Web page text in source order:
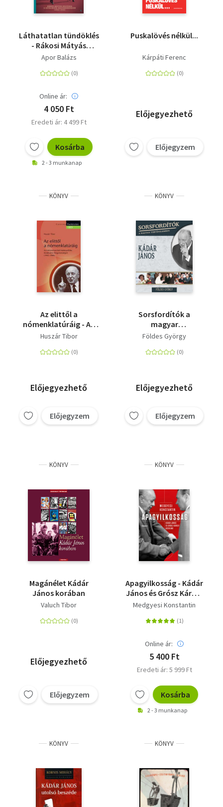
Láthatatlan tündöklés
- Rákosi Mátyás
kultusza a sztálinista
(1945-1956)
Apor Balázs
Online ár:
4 050 Ft
Eredeti ár: 4 499 Ft
Kosárba
2 - 3 munkanap
Puskalövés nélkül...
Kárpáti Ferenc
Előjegyezhető
Előjegyzem
KÖNYV
Az elittől a
nómenklatúráig - Az
intézményesített
kialakulása
Huszár Tibor
Előjegyezhető
Előjegyzem
KÖNYV
Sorsfordítók a
magyar
történelemben - Kádár
Földes György
Előjegyezhető
Előjegyzem
KÖNYV
Magánélet Kádár
János korában
Valuch Tibor
Előjegyezhető
Előjegyzem
KÖNYV
Apagyilkosság - Kádár
János és Grósz Károly
küzdelme
Medgyesi Konstantin
Online ár:
5 400 Ft
Eredeti ár: 5 999 Ft
Kosárba
2 - 3 munkanap
KÖNYV KÖNYV